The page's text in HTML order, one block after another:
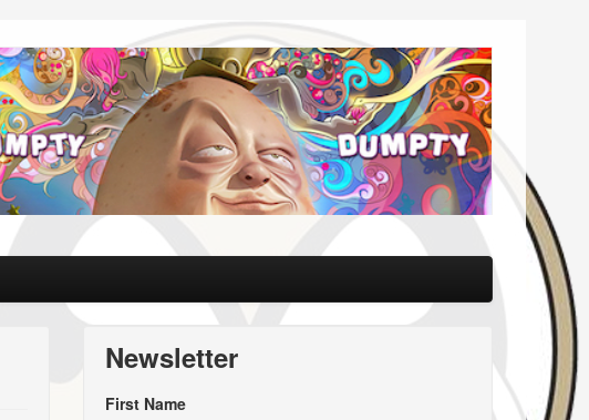
Newsletter
First Name